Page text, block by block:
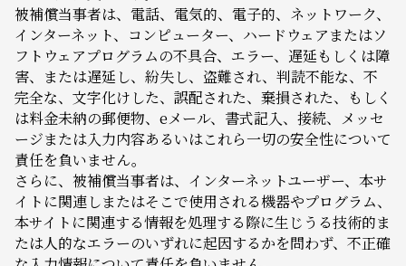
被補償当事者は、電話、電気的、電子的、ネットワーク、
インターネット、コンピューター、ハードウェアまたはソ
フトウェアプログラムの不具合、エラー、遅延もしくは障
害、または遅延し、紛失し、盗難され、判読不能な、不
完全な、文字化けした、誤配された、棄損された、もしく
は料金未納の郵便物、eメール、書式記入、接続、メッセ
ージまたは入力内容あるいはこれら一切の安全性について
責任を負いません。
さらに、被補償当事者は、インターネットユーザー、本サ
イトに関連しまたはそこで使用される機器やプログラム、
本サイトに関連する情報を処理する際に生じうる技術的ま
たは人的なエラーのいずれに起因するかを問わず、不正確